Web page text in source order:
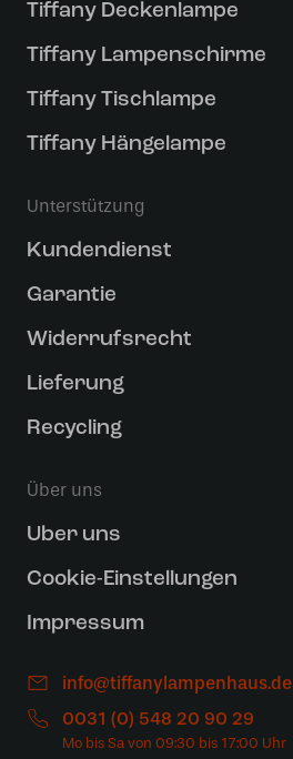
Tiffany Deckenlampe
Tiffany Lampenschirme
Tiffany Tischlampe
Tiffany Hängelampe
Unterstützung
Kundendienst
Garantie
Widerrufsrecht
Lieferung
Recycling
Über uns
Uber uns
Cookie-Einstellungen
Impressum
info@tiffanylampenhaus.de
0031 (0) 548 20 90 29